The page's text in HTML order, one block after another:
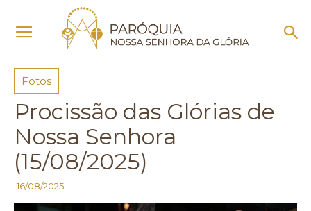
Fotos
Fotos
Procissão das Glórias de
Nossa Senhora
(15/08/2025)
16/08/2025